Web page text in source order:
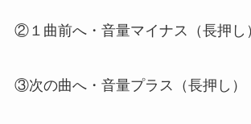
②１曲前へ・音量マイナス（長押し
③次の曲へ・音量プラス（長押し）